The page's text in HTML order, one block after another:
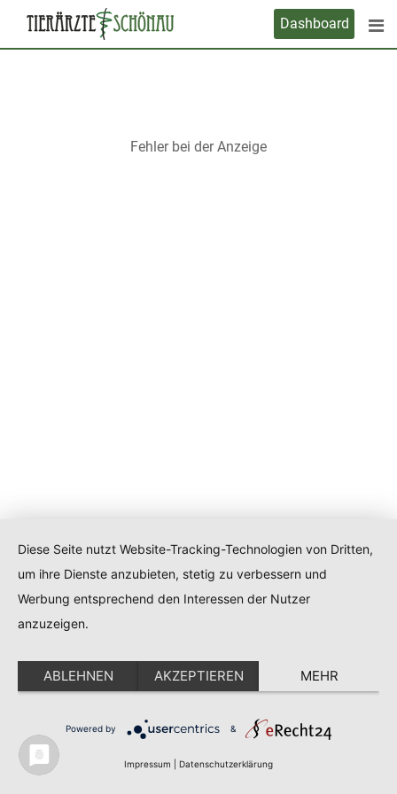
Dashboard
Fehler bei der Anzeige
Diese Seite nutzt Website-Tracking-Technologien von Dritten,
um ihre Dienste anzubieten, stetig zu verbessern und
Werbung entsprechend den Interessen der Nutzer
anzuzeigen.
ABLEHNEN AKZEPTIEREN MEHR
Powered by &
Impressum Datenschutzerklärung